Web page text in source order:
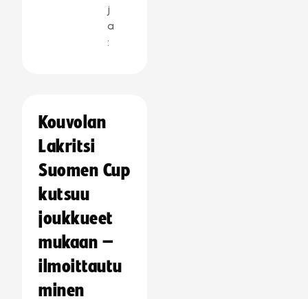
j
a
:
Kouvolan
Lakritsi
Suomen Cup
kutsuu
joukkueet
mukaan –
ilmoittautu
minen